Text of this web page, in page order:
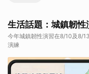
生活話題：城鎮韌性
今年城鎮韌性演習在8/10及8/
演練